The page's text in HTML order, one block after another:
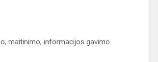
maitinimo, informacijos gavimo